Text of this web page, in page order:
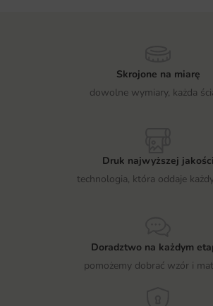
Skrojone na miarę
dowolne wymiary, każda
Druk najwyższej jakości
technologia, która oddaje
Doradztwo na każdym
pomożemy dobrać wzór i